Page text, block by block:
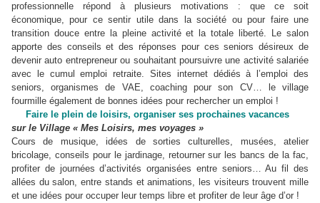
professionnelle répond à plusieurs motivations : que ce soit
économique, pour ce sentir utile dans la société ou pour faire une
transition douce entre la pleine activité et la totale liberté. Le salon
apporte des conseils et des réponses pour ces seniors désireux de
devenir auto entrepreneur ou souhaitant poursuivre une activité salariée
avec le cumul emploi retraite. Sites internet dédiés à l’emploi des
seniors, organismes de VAE, coaching pour son CV… le village
fourmille également de bonnes idées pour rechercher un emploi !
Faire le plein de loisirs, organiser ses prochaines vacances
sur le Village « Mes Loisirs, mes voyages »
Cours de musique, idées de sorties culturelles, musées, atelier
bricolage, conseils pour le jardinage, retourner sur les bancs de la fac,
profiter de journées d’activités organisées entre seniors… Au fil des
allées du salon, entre stands et animations, les visiteurs trouvent mille
et une idées pour occuper leur temps libre et profiter de leur âge d’or !